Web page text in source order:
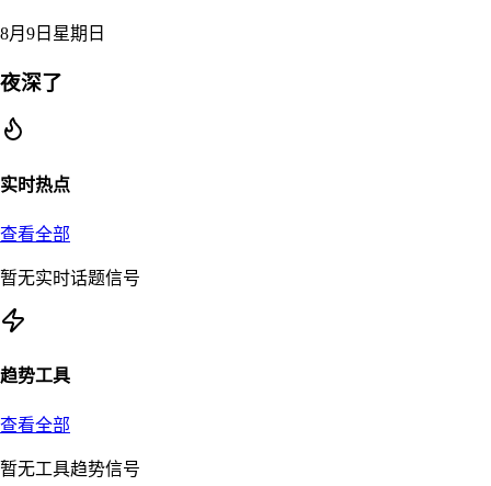
8月9日星期日
夜深了
实时热点
查看全部
暂无实时话题信号
趋势工具
查看全部
暂无工具趋势信号